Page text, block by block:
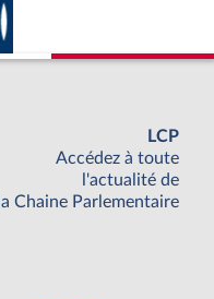
LCP
Accédez à toute
l'actualité de
la Chaine Parlementaire